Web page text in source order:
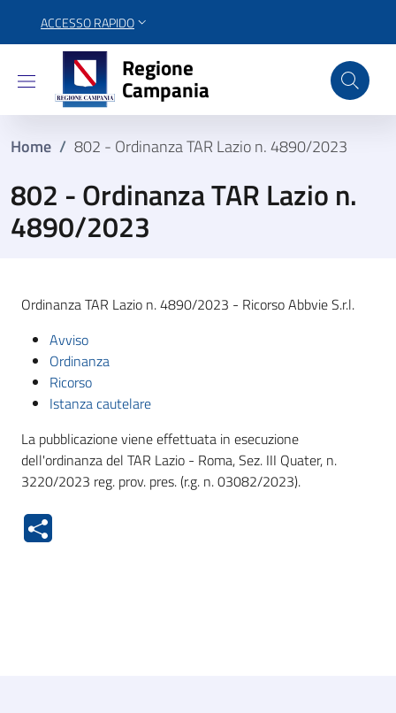
ACCESSO RAPIDO
Regione Campania
Regione
Campania
Home / 802 - Ordinanza TAR Lazio n. 4890/2023
802 - Ordinanza TAR Lazio n.
4890/2023
Ordinanza TAR Lazio n. 4890/2023 - Ricorso Abbvie S.r.l.
Avviso
Ordinanza
Ricorso
Istanza cautelare
La pubblicazione viene effettuata in esecuzione
dell'ordinanza del TAR Lazio - Roma, Sez. III Quater, n.
3220/2023 reg. prov. pres. (r.g. n. 03082/2023).